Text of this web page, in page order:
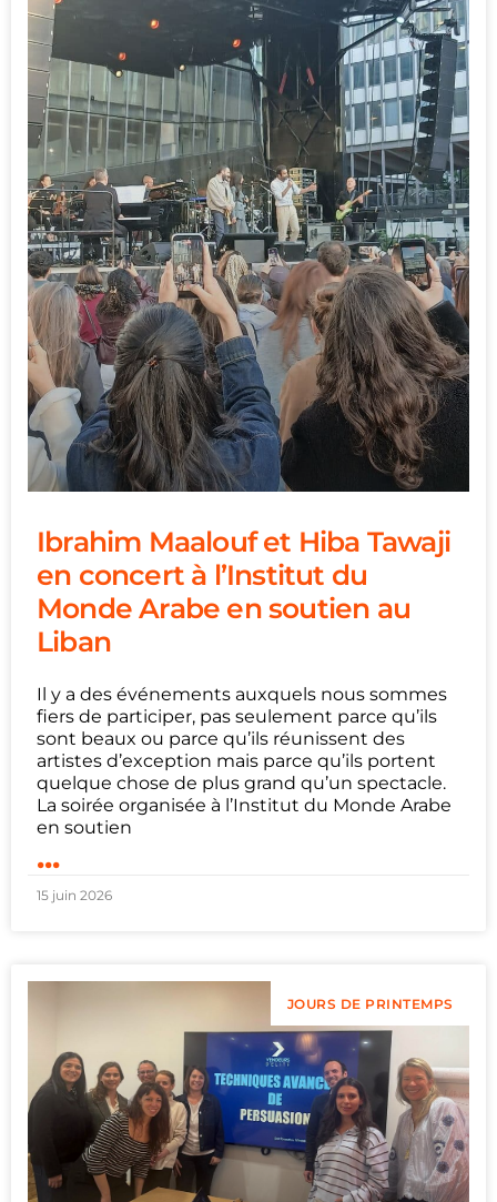
Ibrahim Maalouf et Hiba Tawaji
en concert à l’Institut du
Monde Arabe en soutien au
Liban
Il y a des événements auxquels nous sommes
fiers de participer, pas seulement parce qu’ils
sont beaux ou parce qu’ils réunissent des
artistes d’exception mais parce qu’ils portent
quelque chose de plus grand qu’un spectacle.
La soirée organisée à l’Institut du Monde Arabe
en soutien
...
15 juin 2026
JOURS DE PRINTEMPS